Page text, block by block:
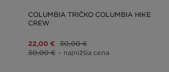
COLUMBIA TRIČKO COLUMBIA HIKE
CREW
22,00 € 30,00 €
30,00 € – najnižšia cena